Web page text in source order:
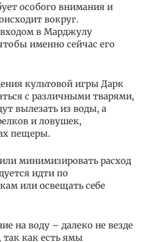
особого внимания и
вокруг.
в Марджулу
именно сейчас его
культовой игры Дарк
с различными тварями,
вылезать из воды, а
и ловушек,
пещеры.
минимизировать расход
идти по
или освещать себе
на воду – далеко не везде
как есть ямы